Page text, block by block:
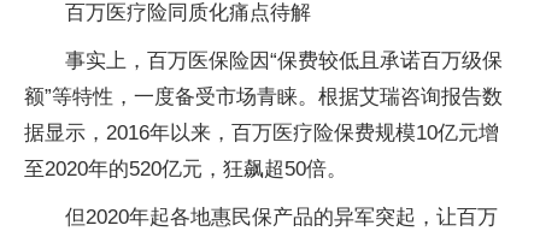
百万医疗险同质化痛点待解
事实上，百万医保险因“保费较低且承诺百万级保
额”等特性，一度备受市场青睐。根据艾瑞咨询报告数
据显示，2016年以来，百万医疗险保费规模10亿元增
至2020年的520亿元，狂飙超50倍。
但2020年起各地惠民保产品的异军突起，让百万